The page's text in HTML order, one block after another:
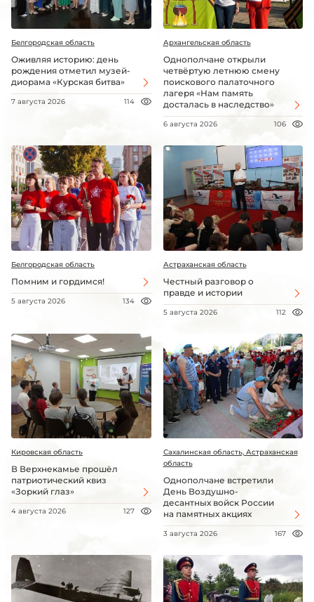
Белгородская область
Оживляя историю: день
рождения отметил музей-
диорама «Курская битва»
7 августа 2026 114
Архангельская область
Однополчане открыли
четвёртую летнюю смену
поискового палаточного
лагеря «Нам память
досталась в наследство»
6 августа 2026 106
Белгородская область
Помним и гордимся!
5 августа 2026 134
Астраханская область
Честный разговор о
правде и истории
5 августа 2026 112
Кировская область
В Верхнекамье прошёл
патриотический квиз
«Зоркий глаз»
4 августа 2026 127
Сахалинская область, Астраханская
область
Однополчане встретили
День Воздушно-
десантных войск России
на памятных акциях
3 августа 2026 167